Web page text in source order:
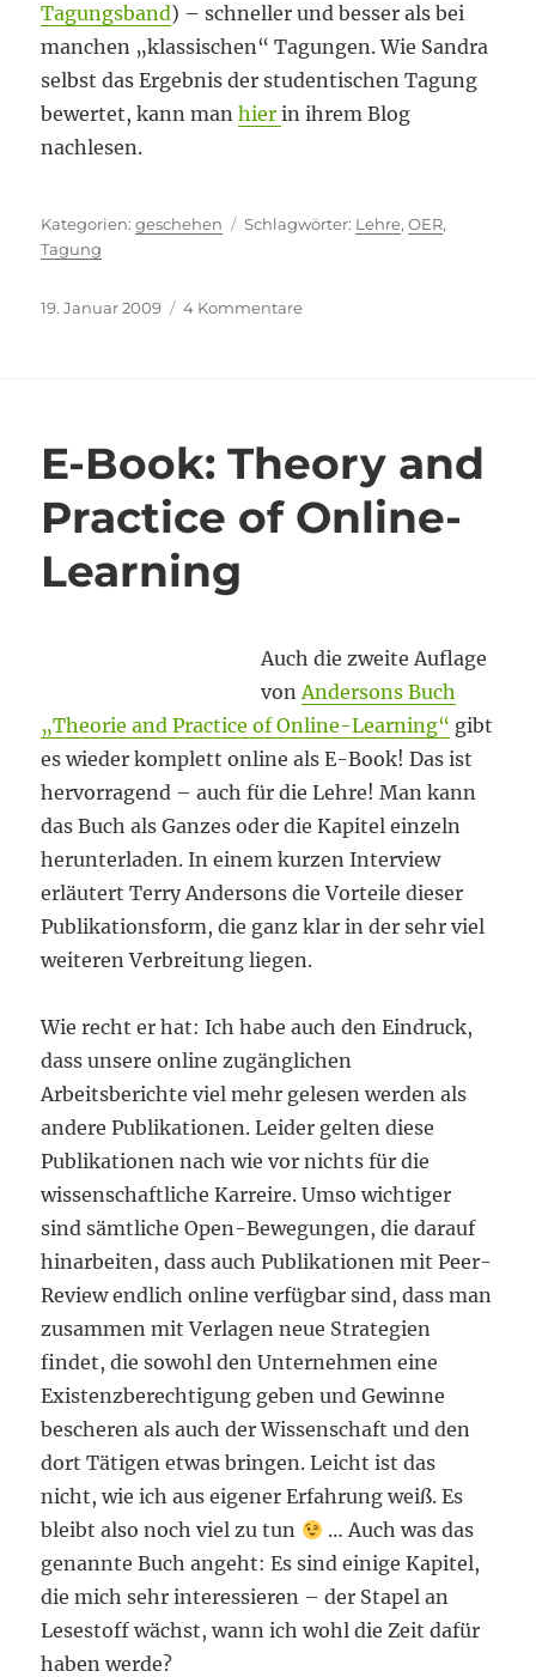
Tagungsband) – schneller und besser als bei
manchen „klassischen“ Tagungen. Wie Sandra
selbst das Ergebnis der studentischen Tagung
bewertet, kann manhierin ihrem Blog
nachlesen.
Kategorien
geschehen Schlagwörter
Lehre,OER,
Tagung
Veröffentlicht
19. Januar 2009 4 Kommentarezu
E-Book: Theory and
Practice of Online-
Learning
Auch die zweite Auflage
vonAndersons Buch
„Theorie and Practice of Online-Learning“ gibt
es wieder komplett online als E-Book! Das ist
hervorragend – auch für die Lehre! Man kann
das Buch als Ganzes oder die Kapitel einzeln
herunterladen. In einem kurzen Interview
erläutert Terry Andersons die Vorteile dieser
Publikationsform, die ganz klar in der sehr viel
weiteren Verbreitung liegen.
Wie recht er hat: Ich habe auch den Eindruck,
dass unsere online zugänglichen
Arbeitsberichte viel mehr gelesen werden als
andere Publikationen. Leider gelten diese
Publikationen nach wie vor nichts für die
wissenschaftliche Karreire. Umso wichtiger
sind sämtliche Open-Bewegungen, die darauf
hinarbeiten, dass auch Publikationen mit Peer-
Review endlich online verfügbar sind, dass man
zusammen mit Verlagen neue Strategien
findet, die sowohl den Unternehmen eine
Existenzberechtigung geben und Gewinne
bescheren als auch der Wissenschaft und den
dort Tätigen etwas bringen. Leicht ist das
nicht, wie ich aus eigener Erfahrung weiß. Es
bleibt also noch viel zu tun
… Auch was das
genannte Buch angeht: Es sind einige Kapitel,
die mich sehr interessieren – der Stapel an
Lesestoff wächst, wann ich wohl die Zeit dafür
haben werde?